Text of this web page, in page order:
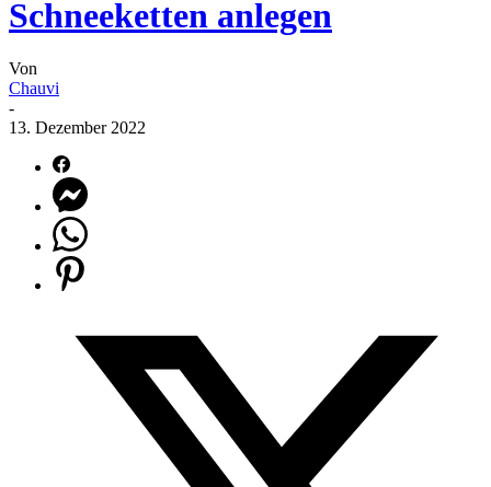
Schneeketten anlegen
Von
Chauvi
-
13. Dezember 2022